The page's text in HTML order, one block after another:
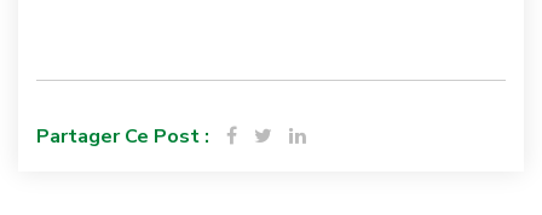
Partager Ce Post :